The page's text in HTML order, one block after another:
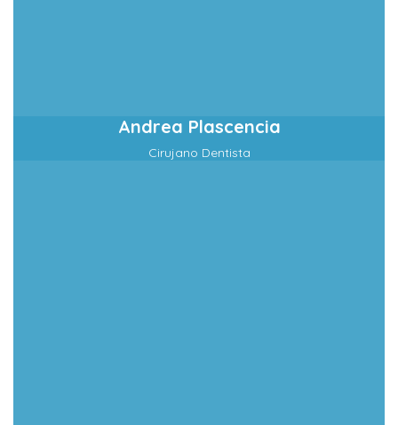
Andrea Plascencia
Cirujano Dentista